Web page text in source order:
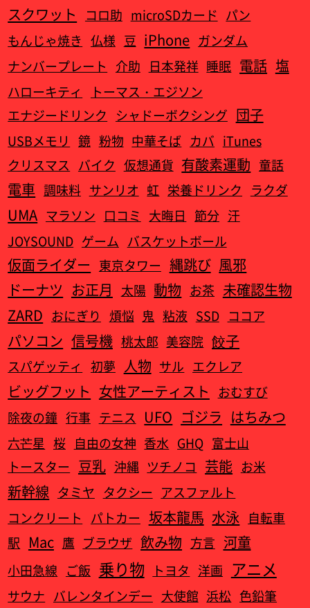
スクワット コロ助 microSDカード パン
もんじゃ焼き 仏様 豆 iPhone ガンダム
ナンバープレート
介助 日本発祥 睡眠 電話 塩
ハローキティ
トーマス・エジソン
エナジードリンク
シャドーボクシング 団子
USBメモリ 鏡 粉物 中華そば カバ iTunes
クリスマス バイク 仮想通貨 有酸素運動 童話
電車 調味料 サンリオ 虹 栄養ドリンク ラクダ
UMA マラソン 口コミ 大晦日 節分 汗
JOYSOUND ゲーム バスケットボール
仮面ライダー 東京タワー 縄跳び 風邪
ドーナツ お正月 太陽 動物 お茶 未確認生物
ZARD おにぎり 煩悩 鬼 粘液 SSD ココア
パソコン 信号機 桃太郎 美容院 餃子
スパゲッティ 初夢 人物 サル エクレア
ビッグフット 女性アーティスト
おむすび
除夜の鐘 行事 テニス UFO ゴジラ はちみつ
六芒星 桜 自由の女神 香水 GHQ 富士山
トースター 豆乳 沖縄 ツチノコ 芸能 お米
新幹線 タミヤ タクシー アスファルト
コンクリート
パトカー 坂本龍馬 水泳 自転車
駅 Mac 鷹 ブラウザ 飲み物 方言 河童
小田急線 ご飯 乗り物 トヨタ 洋画 アニメ
サウナ バレンタインデー 大使館 浜松 色鉛筆